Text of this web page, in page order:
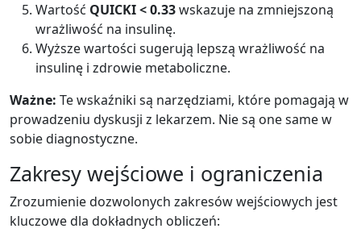
Wartość QUICKI < 0.33wskazuje na zmniejszoną
wrażliwość na insulinę.
Wyższe wartości sugerują lepszą wrażliwość na
insulinę i zdrowie metaboliczne.
Ważne: Te wskaźniki są narzędziami, które pomagają w
prowadzeniu dyskusji z lekarzem. Nie są one same w
sobie diagnostyczne.
Zakresy wejściowe i ograniczenia
Zrozumienie dozwolonych zakresów wejściowych jest
kluczowe dla dokładnych obliczeń: